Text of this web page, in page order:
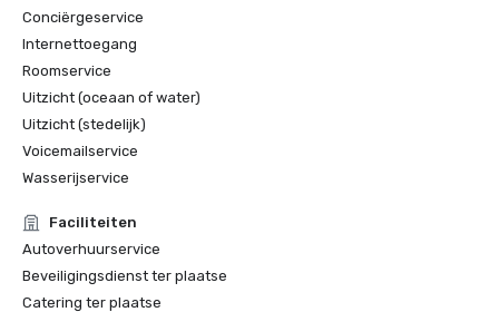
Conciërgeservice
Internettoegang
Roomservice
Uitzicht (oceaan of water)
Uitzicht (stedelijk)
Voicemailservice
Wasserijservice
Faciliteiten
Autoverhuurservice
Beveiligingsdienst ter plaatse
Catering ter plaatse